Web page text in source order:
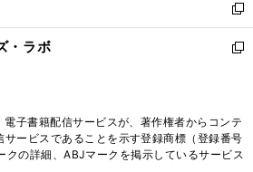
く
で
開
く
ド
ウ
で
ィ
ン
ド
く
新
し
い
ド
ウ
で
・ラボ
新
ィ
ン
子書籍配信サービスが、著作権者からコンテ
ービスであることを示す登録商標（登録番号
の詳細、ABJマークを掲示しているサービス